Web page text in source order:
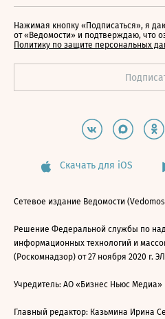
Нажимая кнопку «Подписаться», я
от «Ведомости» и подтверждаю, что
Политику по защите персональных
Скачать для iOS
Сетевое издание Ведомости
Решение Федеральной службы по
информационных технологий и
(Роскомнадзор) от 27 ноября 2020 г.
Учредитель: АО «Бизнес Ньюс Медиа»
Главный редактор: Казьмина Ирина